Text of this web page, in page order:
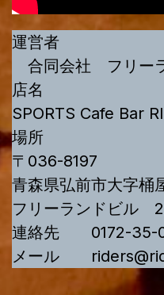
運営者
合同会社 フリー
店名
SPORTS Cafe Bar
場所
〒036-8197
青森県弘前市大字桶
フリーランドビル
連絡先 0172-35-
メール